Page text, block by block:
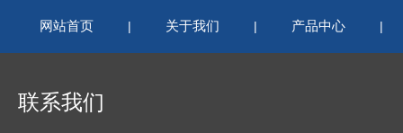
网站首页 | 关于我们 | 产品中心 |
联系我们